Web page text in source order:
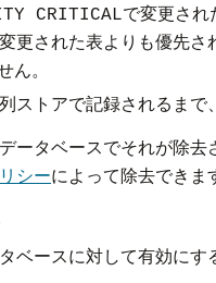
CRITICALで変更され
更された表よりも優先
。
ストアで記録されるまで、
ータベースでそれが除
シーによって除去できま
ースに対して有効にす